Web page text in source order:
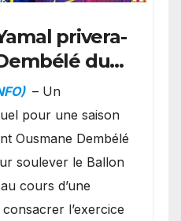
privera-
du
– Un
pour une saison
Ousmane Dembélé
soulever le Ballon
cours d’une
l’exercice